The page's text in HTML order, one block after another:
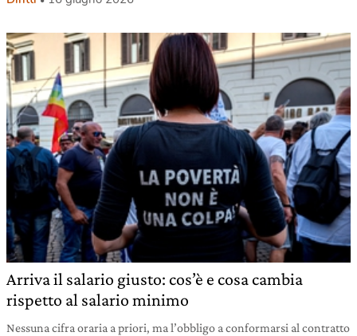
Arriva il salario giusto: cos’è e cosa cambia
rispetto al salario minimo
Nessuna cifra oraria a priori, ma l’obbligo a conformarsi al contratto